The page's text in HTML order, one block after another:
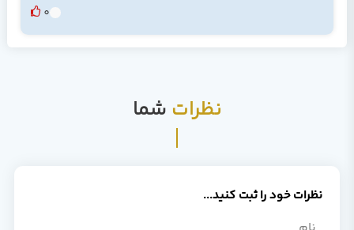
0
نظرات شما
نظرات خود را ثبت کنید...